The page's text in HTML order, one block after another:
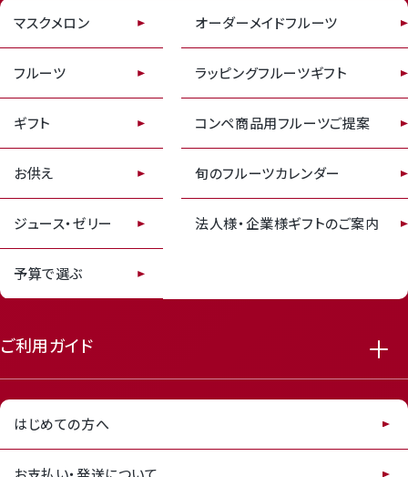
Review
レビューキャンペーンのご案内
featured_seasonal_and_gifts delivery_truck_speed
receipt_long
マスクメロン
フルーツ
ギフト
お供え
ジュース・ゼリー
予算で選ぶ
オーダーメイドフルーツ
ラッピングフルーツギフト
コンペ商品用フルーツご提案
旬のフルーツカレンダー
法人様・企業様ギフトのご案内
ご利用ガイド
はじめての方へ